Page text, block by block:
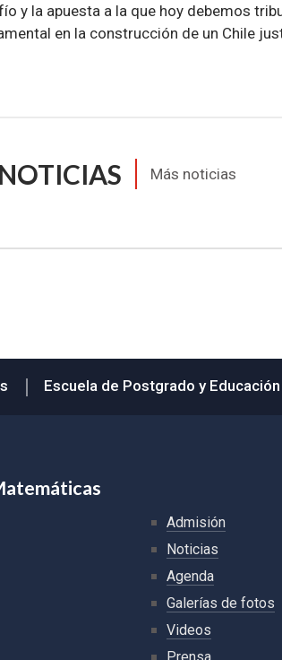
y la apuesta a la que hoy debemos
en la construcción de un Chile
Más noticias
Escuela de Postgrado y
Admisión
Noticias
Agenda
Galerías de fotos
Videos